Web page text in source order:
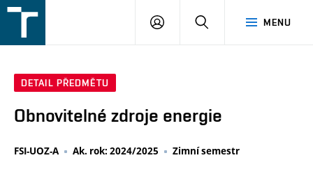
v
MENU
PŘIHLÁŠENÍ
DETAIL PŘEDMĚTU
Obnovitelné zdroje energie
FSI-UOZ-A Ak. rok: 2024/2025 Zimní semestr